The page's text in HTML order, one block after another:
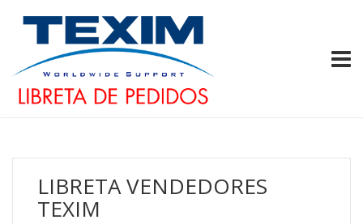
LIBRETA VENDEDORES
TEXIM